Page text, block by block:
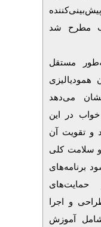
مطرح شد
مستقل
همودیالیزی
می‌دهد
خواب در این
و تقویت آن
و سلامت کلی
برنامه‌های
حمایت‌های
و اجرا
آموزش